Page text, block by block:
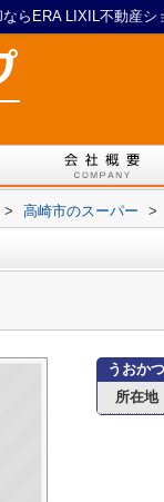
> 高崎市のスーパー >
うおか
所在地